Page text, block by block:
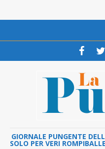
GIORNALE PUNGENTE
SOLO PER VERI